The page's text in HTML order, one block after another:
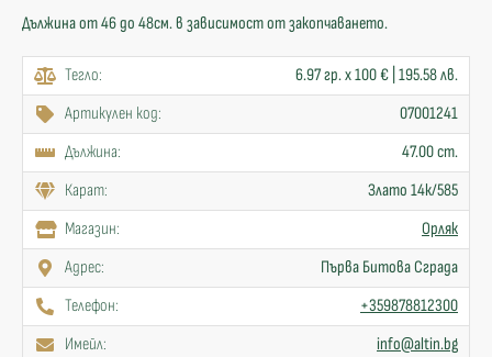
Дължина от 46 до 48см. в зависимост от закопчаването.
Тегло:
6.97 гр. x 100 € | 195.58 лв.
Артикулен код:
07001241
Дължина:
47.00 cm.
Карат:
Злато 14к/585
Mагазин:
Орляк
Адрес:
Първа Битова Сграда
Телефон:
+359878812300
Имейл:
info@altin.bg